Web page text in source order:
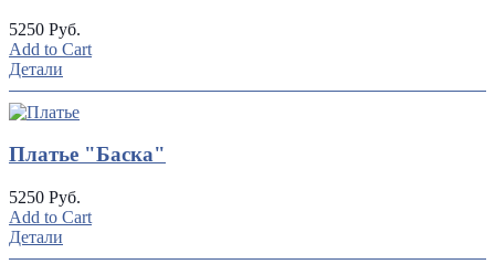
5250 Руб.
Add to Cart
Детали
Платье "Баска"
5250 Руб.
Add to Cart
Детали